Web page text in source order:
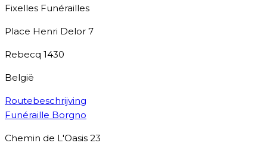
Fixelles Funérailles
Place Henri Delor 7
Rebecq 1430
België
Routebeschrijving
Funéraille Borgno
Chemin de L'Oasis 23